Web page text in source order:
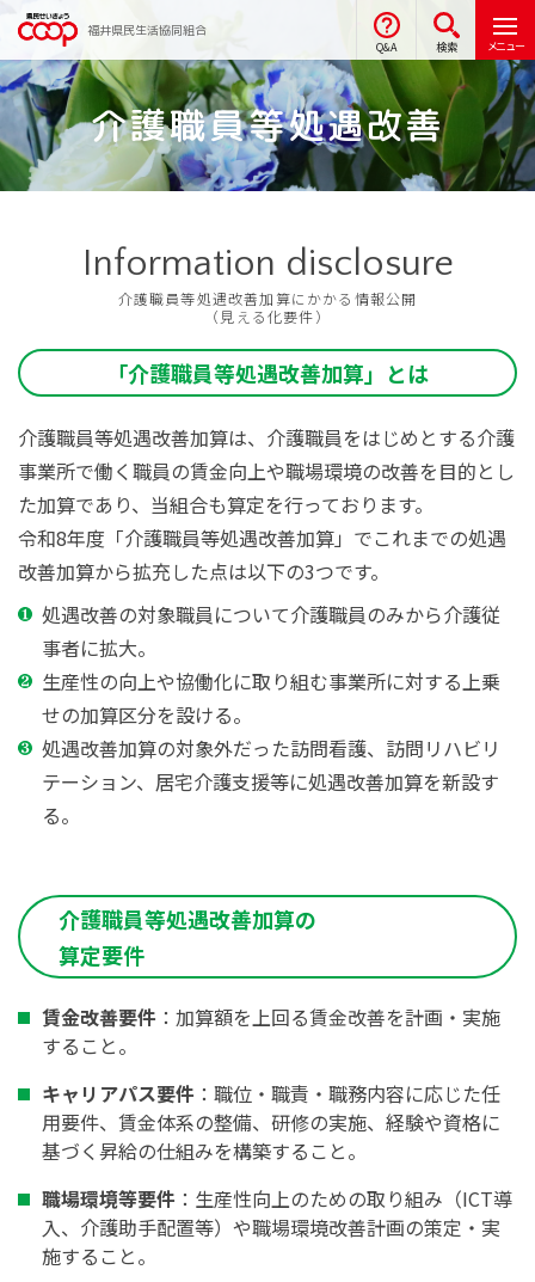
福井県民生活協同組合
Q&A 検索 メニュー
介護職員等処遇改善
Information disclosure
介護職員等処遇改善加算にかかる情報公開
（見える化要件）
「介護職員等処遇改善加算」とは
介護職員等処遇改善加算は、介護職員をはじめとする介護
事業所で働く職員の賃金向上や職場環境の改善を目的とし
た加算であり、当組合も算定を行っております。
令和8年度「介護職員等処遇改善加算」でこれまでの処遇
改善加算から拡充した点は以下の3つです。
処遇改善の対象職員について介護職員のみから介護従
事者に拡大。
生産性の向上や協働化に取り組む事業所に対する上乗
せの加算区分を設ける。
処遇改善加算の対象外だった訪問看護、訪問リハビリ
テーション、居宅介護支援等に処遇改善加算を新設す
る。
介護職員等処遇改善加算の
算定要件
賃金改善要件 ：加算額を上回る賃金改善を計画・実施
すること。
キャリアパス要件 ：職位・職責・職務内容に応じた任
用要件、賃金体系の整備、研修の実施、経験や資格に
基づく昇給の仕組みを構築すること。
職場環境等要件 ：生産性向上のための取り組み（ICT導
入、介護助手配置等）や職場環境改善計画の策定・実
施すること。